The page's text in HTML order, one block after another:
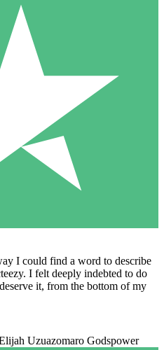
I could find a word to describe
I felt deeply indebted to do
it, from the bottom of my
Uzuazomaro Godspower